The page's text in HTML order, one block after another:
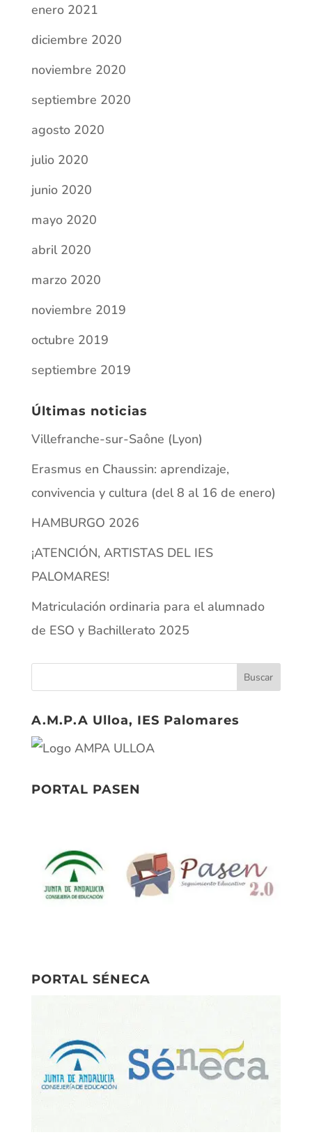
enero 2021
diciembre 2020
noviembre 2020
septiembre 2020
agosto 2020
julio 2020
junio 2020
mayo 2020
abril 2020
marzo 2020
noviembre 2019
octubre 2019
septiembre 2019
Últimas noticias
Villefranche-sur-Saône (Lyon)
Erasmus en Chaussin: aprendizaje,
convivencia y cultura (del 8 al 16 de enero)
HAMBURGO 2026
¡ATENCIÓN, ARTISTAS DEL IES
PALOMARES!
Matriculación ordinaria para el alumnado
de ESO y Bachillerato 2025
A.M.P.A Ulloa, IES Palomares
PORTAL PASEN
PORTAL SÉNECA